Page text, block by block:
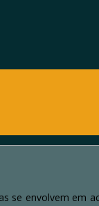
se envolvem em